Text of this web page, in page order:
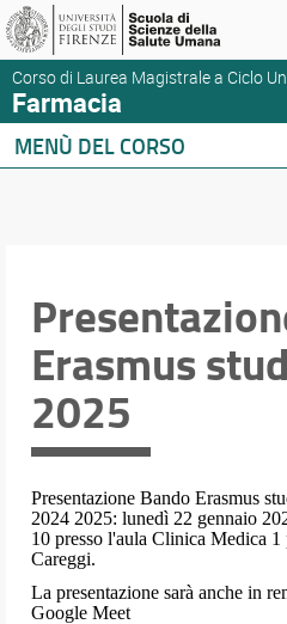
Corso di Laurea Magistrale a Ciclo
Farmacia
MENÙ DEL CORSO
Orario e calendari
Erasmus
2025
Presentazione Bando Erasmus
2024 2025: lunedì 22 gennaio
10 presso l'aula Clinica Medica 1
Careggi.
La presentazione sarà anche in
Google Meet